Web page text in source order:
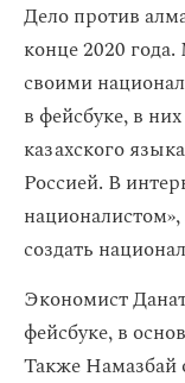
Дело против
конце 2020
своими
в фейсбуке, в
казахского
Россией. В
создать
Экономист
фейсбуке, в
Также Намазбай